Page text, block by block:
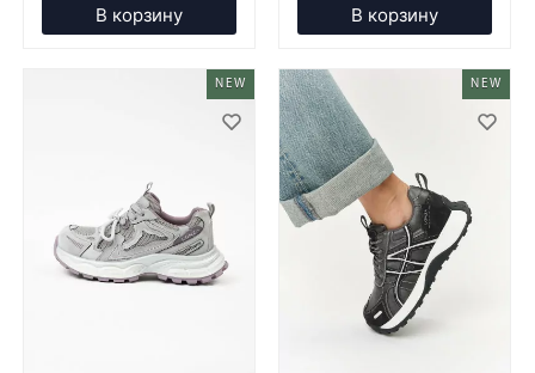
В корзину В корзину
NEW NEW